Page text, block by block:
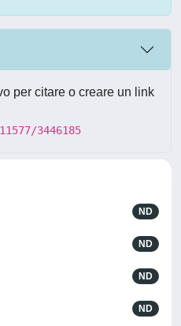
per citare o creare un link
3446185
ND
ND
ND
ND